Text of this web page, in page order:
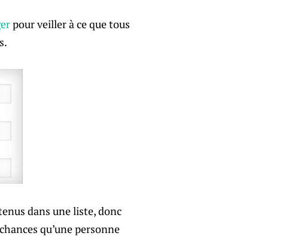
pour veiller à ce que tous
dans une liste, donc
qu’une personne